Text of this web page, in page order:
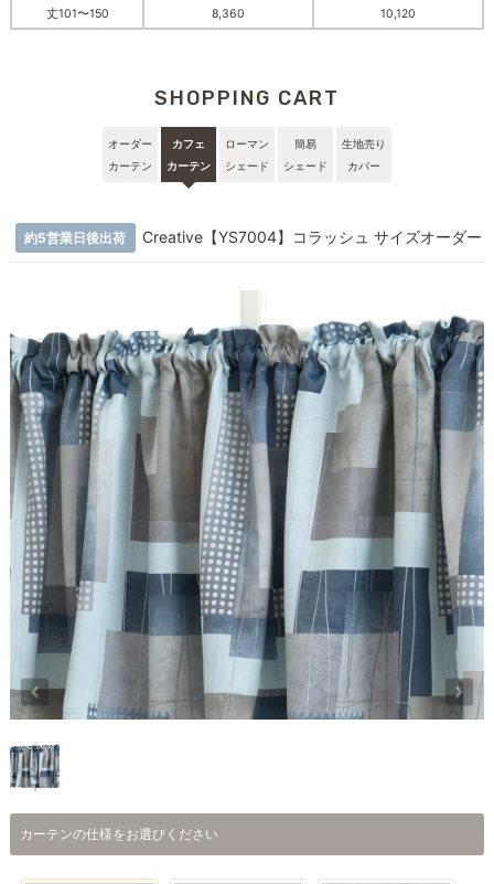
丈101〜150 8,360 10,120
SHOPPING CART
オーダー
カーテン
カフェ
カーテン
ローマン
シェード
簡易
シェード
生地売り
カバー
約5営業日後出荷 Creative【YS7004】コラッシュ サイズオーダー
カーテンの仕様をお選びください